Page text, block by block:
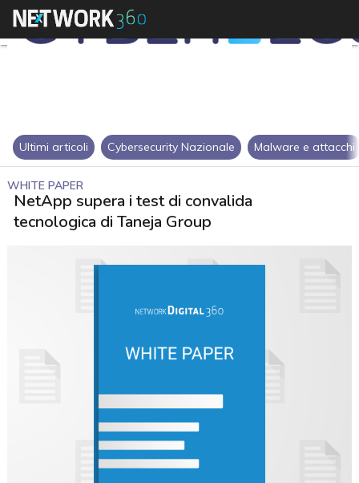
Ultimi articoli Cybersecurity Nazionale Malware e attacchi
WHITE PAPER
NetApp supera i test di convalida
tecnologica di Taneja Group